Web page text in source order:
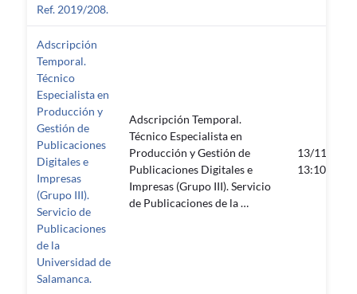
Ref. 2019/208.
Adscripción
Temporal.
Técnico
Especialista en
Producción y
Gestión de
Publicaciones
Digitales e
Impresas
(Grupo III).
Servicio de
Publicaciones
de la
Universidad de
Salamanca.
Adscripción Temporal.
Técnico Especialista en
Producción y Gestión de
Publicaciones Digitales e
Impresas (Grupo III). Servicio
de Publicaciones de la …
13/11/2019
13:10:21